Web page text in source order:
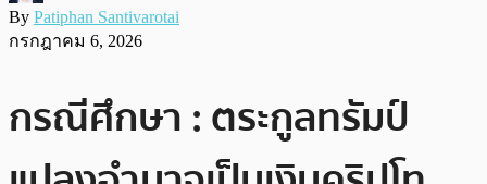
By Patiphan Santivarotai
กรกฎาคม 6, 2026
กรณีศึกษา : ตระกูลทรัมป์